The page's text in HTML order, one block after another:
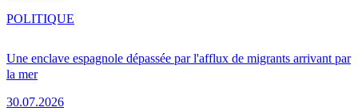
Une enclave espagnole dépassée par l'afflux de migrants arrivant par
la mer
30.07.2026
POLITIQUE